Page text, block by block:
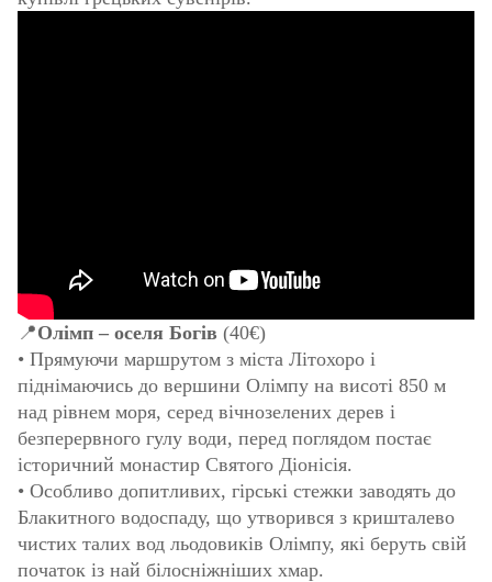
📍Олімп – оселя Богів (40€)
• Прямуючи маршрутом з міста Літохоро і
піднімаючись до вершини Олімпу на висоті 850 м
над рівнем моря, серед вічнозелених дерев і
безперервного гулу води, перед поглядом постає
історичний монастир Святого Діонісія.
• Особливо допитливих, гірські стежки заводять до
Блакитного водоспаду, що утворився з кришталево
чистих талих вод льодовиків Олімпу, які беруть свій
початок із най білосніжніших хмар.